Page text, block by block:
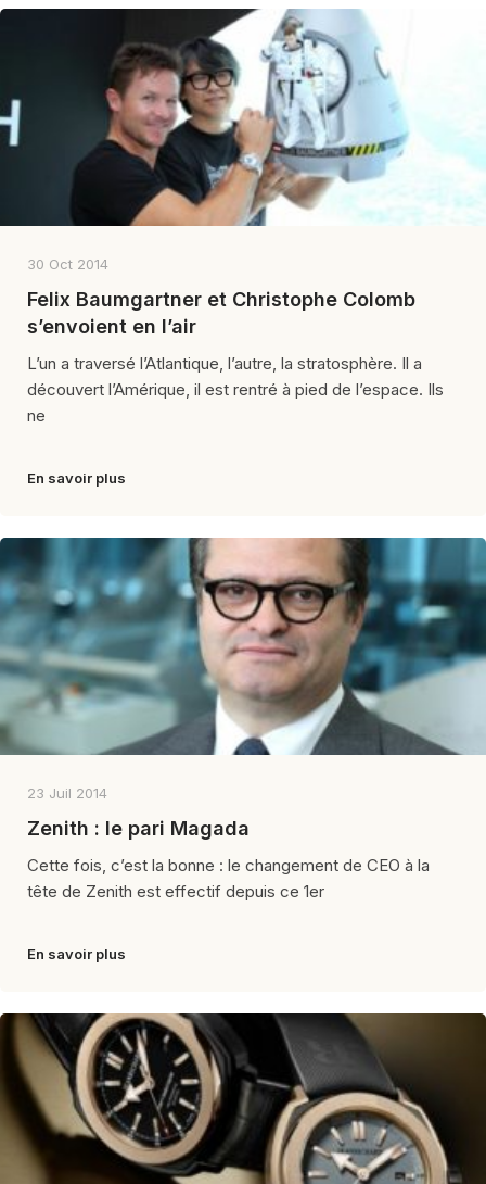
30 Oct 2014
Felix Baumgartner et Christophe Colomb
s’envoient en l’air
L’un a traversé l’Atlantique, l’autre, la stratosphère. Il a
découvert l’Amérique, il est rentré à pied de l’espace. Ils
ne
En savoir plus
23 Juil 2014
Zenith : le pari Magada
Cette fois, c’est la bonne : le changement de CEO à la
tête de Zenith est effectif depuis ce 1er
En savoir plus